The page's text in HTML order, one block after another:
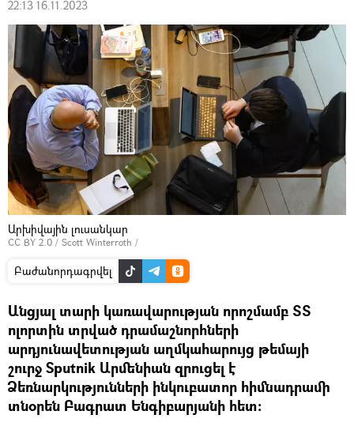
22:13 16.11.2023
Արխիվային լուսանկար
CC BY 2.0 / Scott Winterroth /
Բաժանորդագրվել
Անցյալ տարի կառավարության որոշմամբ ՏՏ
ոլորտին տրված դրամաշնորհների
արդյունավետության աղմկահարույց թեմայի
շուրջ Sputnik Արմենիան զրուցել է
Ձեռնարկությունների ինկուբատոր հիմնադրամի
տնօրեն Բագրատ Ենգիբարյանի հետ։